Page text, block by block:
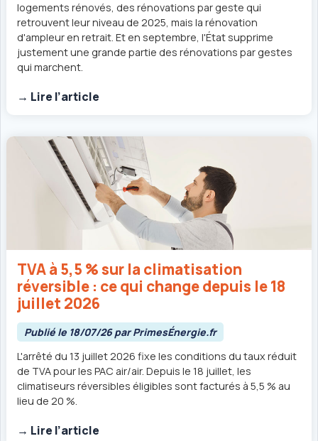
logements rénovés, des rénovations par geste qui
retrouvent leur niveau de 2025, mais la rénovation
d'ampleur en retrait. Et en septembre, l'État supprime
justement une grande partie des rénovations par gestes
qui marchent.
→ Lire l’article
TVA à 5,5 % sur la climatisation
réversible : ce qui change depuis le 18
juillet 2026
Publié le 18/07/26 par PrimesÉnergie.fr
L'arrêté du 13 juillet 2026 fixe les conditions du taux réduit
de TVA pour les PAC air/air. Depuis le 18 juillet, les
climatiseurs réversibles éligibles sont facturés à 5,5 % au
lieu de 20 %.
→ Lire l’article